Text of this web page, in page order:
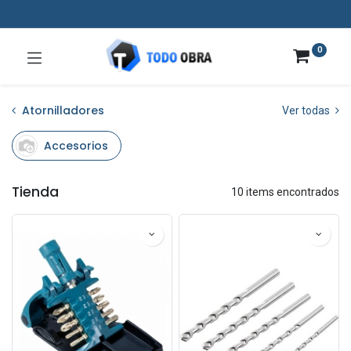
0
Atornilladores Ver todas
Accesorios
Tienda 10 items encontrados